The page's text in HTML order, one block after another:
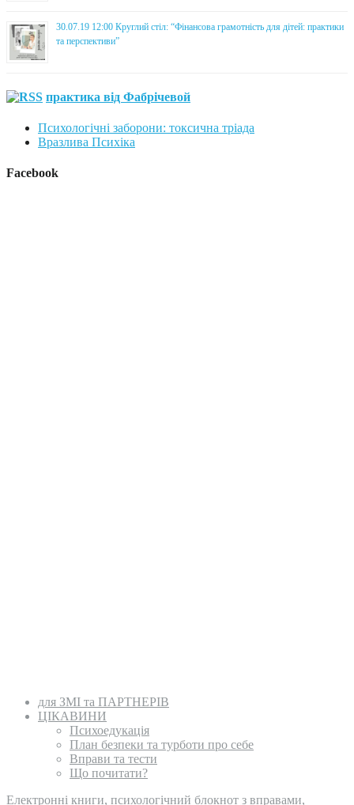
30.07.19 12:00 Круглий стіл: “Фінансова грамотність для дітей: практики
та перспективи”
практика від Фабрічевой
Психологічні заборони: токсична тріада
Вразлива Психіка
Facebook
для ЗМІ та ПАРТНЕРІВ
ЦІКАВИНИ
Психоедукація
План безпеки та турботи про себе
Вправи та тести
Що почитати?
Електронні книги, психологічний блокнот з вправами,